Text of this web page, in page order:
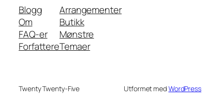
Blogg
Om
FAQ-er
Forfattere
Arrangementer
Butikk
Mønstre
Temaer
Twenty Twenty-Five Utformet medWordPress